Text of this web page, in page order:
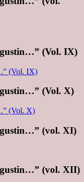
(Vol. IX)
(Vol. X)
(vol. XI)
(vol. XII)